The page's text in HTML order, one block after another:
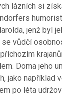
lázních si
jenž byl
vůdčí
Doma jeho
jako například
po léta